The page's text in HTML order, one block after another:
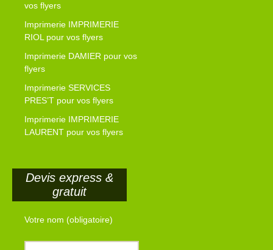
vos flyers
Imprimerie IMPRIMERIE
RIOL pour vos flyers
Imprimerie DAMIER pour vos
flyers
Imprimerie SERVICES
PRES’T pour vos flyers
Imprimerie IMPRIMERIE
LAURENT pour vos flyers
Devis express &
gratuit
Votre nom (obligatoire)